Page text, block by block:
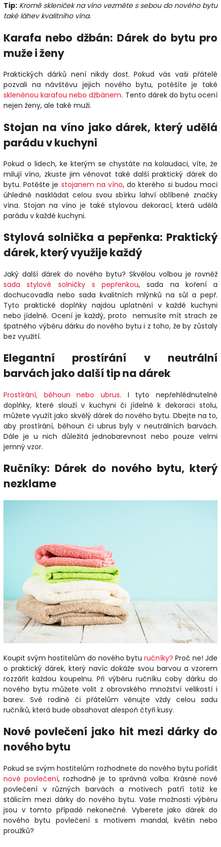
Tip: Kromě skleniček na víno vezměte s sebou do nového bytu
také láhev kvalitního vína.
Karafa nebo džbán: Dárek do bytu pro
muže i ženy
Praktických dárků není nikdy dost. Pokud vás vaši přátelé
pozvali na návštěvu jejich nového bytu, potěšíte je také
skleněnou karafou nebo džbánem. Tento dárek do bytu ocení
nejen ženy, ale také muži.
Stojan na víno jako dárek, který udělá
parádu v kuchyni
Pokud o lidech, ke kterým se chystáte na kolaudaci, víte, že
milují víno, zkuste jim věnovat také další praktický dárek do
bytu. Potěšte je stojanem na víno, do kterého si budou moci
úhledně naskládat celou svou sbírku lahví oblíbené značky
vína. Stojan na víno je také stylovou dekorací, která udělá
parádu v každé kuchyni.
Stylová solnička a pepřenka: Praktický
dárek, který využije každý
Jaký další dárek do nového bytu? Skvělou volbou je rovněž
sada stylové solničky s pepřenkou, sada na koření a
dochucovadla nebo sada kvalitních mlýnků na sůl a pepř.
Tyto praktické doplňky najdou uplatnění v každé kuchyni
nebo jídelně. Ocení je každý, proto nemusíte mít strach ze
špatného výběru dárku do nového bytu i z toho, že by zůstaly
bez využití.
Elegantní prostírání v neutrální
barvách jako další tip na dárek
Prostírání, běhoun nebo ubrus. I tyto nepřehlédnutelné
doplňky, které slouží v kuchyni či jídelně k dekoraci stolu,
můžete využít jako skvělý dárek do nového bytu. Dbejte na to,
aby prostírání, běhoun či ubrus byly v neutrálních barvách.
Dále je u nich důležitá jednobarevnost nebo pouze velmi
jemný vzor.
Ručníky: Dárek do nového bytu, který
nezklame
Koupit svým hostitelům do nového bytu ručníky? Proč ne! Jde
o praktický dárek, který navíc dokáže svou barvou a vzorem
rozzářit každou koupelnu. Při výběru ručníku coby dárku do
nového bytu můžete volit z obrovského množství velikostí i
barev. Své rodině či přátelům věnujte vždy celou sadu
ručníků, která bude obsahovat alespoň čtyři kusy.
Nové povlečení jako hit mezi dárky do
nového bytu
Pokud se svým hostitelům rozhodnete do nového bytu pořídit
nové povlečení, rozhodně je to správná volba. Krásné nové
povlečení v různých barvách a motivech patří totiž ke
stálicím mezi dárky do nového bytu. Vaše možnosti výběru
jsou v tomto případě nekonečné. Vyberete jako dárek do
nového bytu povlečení s motivem mandal, květin nebo
proužků?